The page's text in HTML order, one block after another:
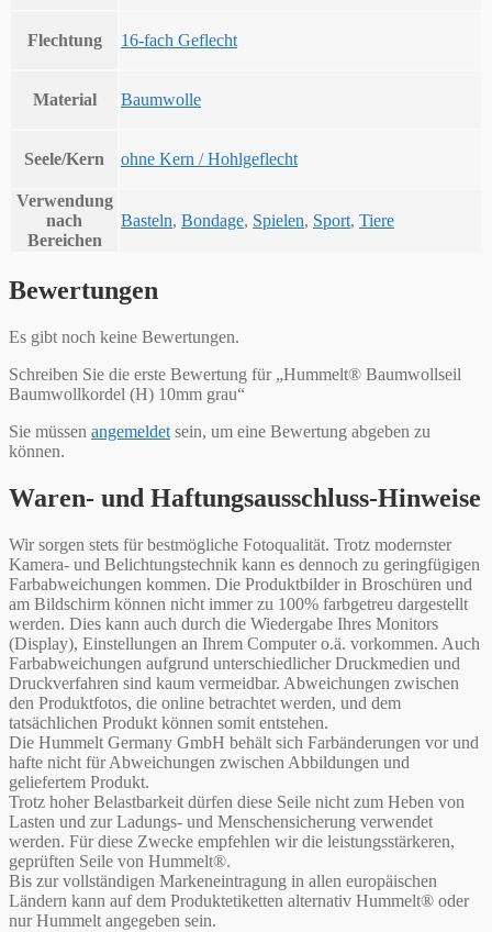
Flechtung 16-fach Geflecht
Material Baumwolle
Seele/Kern ohne Kern / Hohlgeflecht
Verwendung
nach
Bereichen
Basteln, Bondage, Spielen, Sport, Tiere
Bewertungen
Es gibt noch keine Bewertungen.
Schreiben Sie die erste Bewertung für „Hummelt® Baumwollseil
Baumwollkordel (H) 10mm grau“
Sie müssen angemeldet sein, um eine Bewertung abgeben zu
können.
Waren- und Haftungsausschluss-Hinweise
Wir sorgen stets für bestmögliche Fotoqualität. Trotz modernster
Kamera- und Belichtungstechnik kann es dennoch zu geringfügigen
Farbabweichungen kommen. Die Produktbilder in Broschüren und
am Bildschirm können nicht immer zu 100% farbgetreu dargestellt
werden. Dies kann auch durch die Wiedergabe Ihres Monitors
(Display), Einstellungen an Ihrem Computer o.ä. vorkommen. Auch
Farbabweichungen aufgrund unterschiedlicher Druckmedien und
Druckverfahren sind kaum vermeidbar. Abweichungen zwischen
den Produktfotos, die online betrachtet werden, und dem
tatsächlichen Produkt können somit entstehen.
Die Hummelt Germany GmbH behält sich Farbänderungen vor und
hafte nicht für Abweichungen zwischen Abbildungen und
geliefertem Produkt.
Trotz hoher Belastbarkeit dürfen diese Seile nicht zum Heben von
Lasten und zur Ladungs- und Menschensicherung verwendet
werden. Für diese Zwecke empfehlen wir die leistungsstärkeren,
geprüften Seile von Hummelt®.
Bis zur vollständigen Markeneintragung in allen europäischen
Ländern kann auf dem Produktetiketten alternativ Hummelt® oder
nur Hummelt angegeben sein.